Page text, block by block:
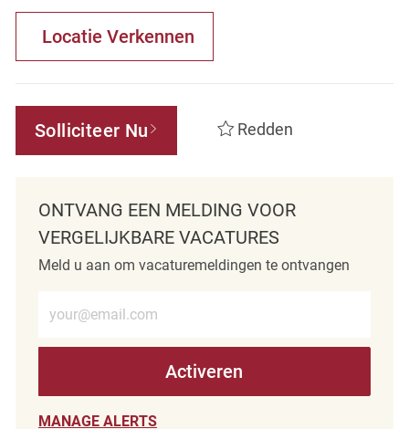
Locatie Verkennen
Solliciteer Nu Redden
ONTVANG EEN MELDING VOOR
VERGELIJKBARE VACATURES
Meld u aan om vacaturemeldingen te ontvangen
Activeren
MANAGE ALERTS